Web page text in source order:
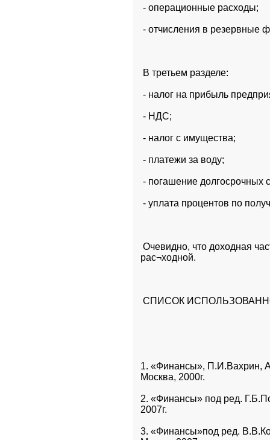
- операционные расходы;
- отчисления в резервные
В третьем разделе:
- налог на прибыль
- НДС;
- налог с имущества;
- платежи за воду;
- погашение долгосрочных
- уплата процентов по
Очевидно, что доходная
рас¬ходной.
СПИСОК
1. «Финансы», П.И.Вахрин,
Москва, 2000г.
2. «Финансы» под ред.
2007г.
3. «Финансы»под ред.